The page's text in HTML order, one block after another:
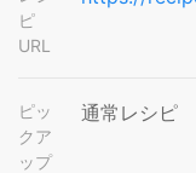
ピ
URL
ピッ
クア
ップ
通常レシピ